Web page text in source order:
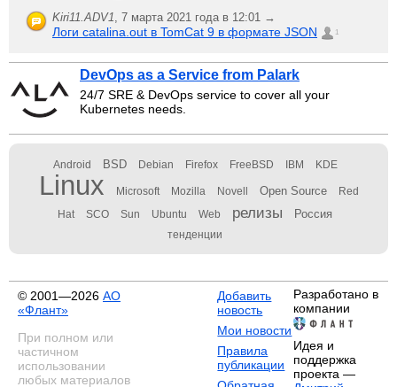
Kiri11.ADV1, 7 марта 2021 года в 12:01 →
Логи catalina.out в TomCat 9 в формате JSON 1
DevOps as a Service from Palark
24/7 SRE & DevOps service to cover all your
Kubernetes needs.
Android BSD Debian Firefox FreeBSD IBM KDE
Linux Microsoft Mozilla Novell Open Source Red
Hat SCO Sun Ubuntu Web релизы Россия
тенденции
© 2001—2026 АО
«Флант»
При полном или
частичном
использовании
любых материалов
Добавить
новость
Мои новости
Правила
публикации
Разработано в
компании
Идея и
поддержка
проекта —